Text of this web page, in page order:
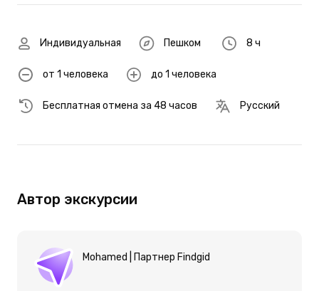
Индивидуальная Пешком 8 ч
от 1 человека до 1 человека
Бесплатная отмена за 48 часов Русский
Автор экскурсии
Mohamed | Партнер Findgid